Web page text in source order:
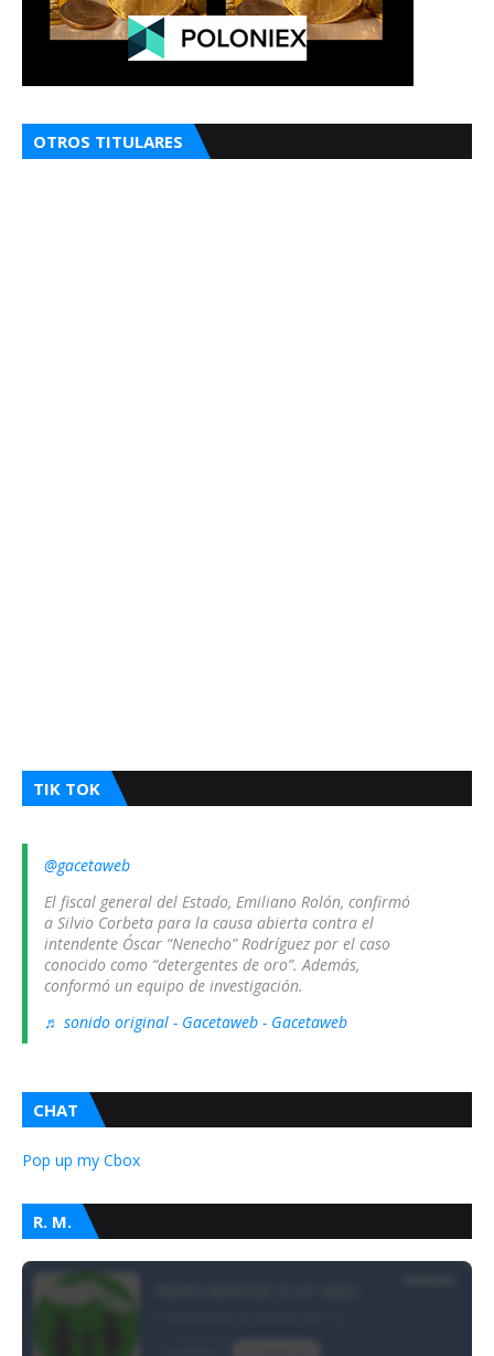
OTROS TITULARES
TIK TOK
@gacetaweb
El fiscal general del Estado, Emiliano Rolón, confirmó
a Silvio Corbeta para la causa abierta contra el
intendente Óscar “Nenecho” Rodríguez por el caso
conocido como “detergentes de oro”. Además,
conformó un equipo de investigación.
♬ sonido original - Gacetaweb - Gacetaweb
CHAT
Pop up my Cbox
R. M.